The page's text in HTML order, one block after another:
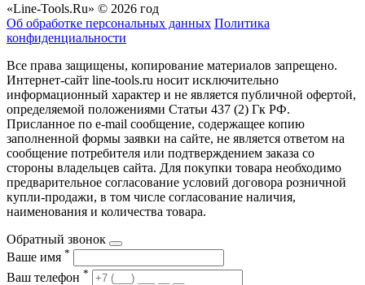
«Line-Tools.Ru» © 2026 год
Об обработке персональных данных Политика
конфиденциальности
Все права защищены, копирование материалов запрещено.
Интернет-сайт line-tools.ru носит исключительно
информационный характер и не является публичной офертой,
определяемой положениями Статьи 437 (2) Гк РФ.
Присланное по e-mail сообщение, содержащее копию
заполненной формы заявки на сайте, не является ответом на
сообщение потребителя или подтверждением заказа со
стороны владельцев сайта. Для покупки товара необходимо
предварительное согласование условий договора розничной
купли-продажи, в том числе согласование наличия,
наименования и количества товара.
Обратный звонок
Ваше имя *
Ваш телефон *